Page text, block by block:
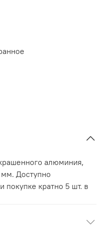
алюминия,
Доступно
покупке кратно 5 шт. в